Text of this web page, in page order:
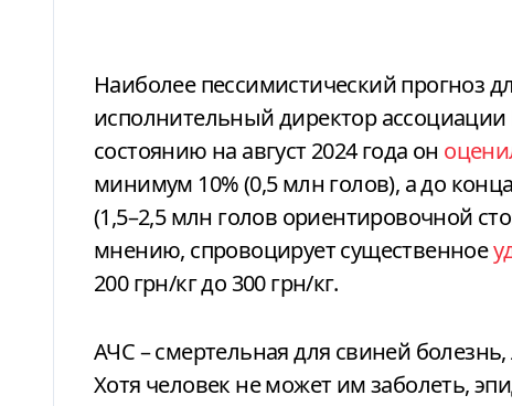
Наиболее пессимистический прогноз
исполнительный директор
состоянию на август 2024 года он
минимум 10% (0,5 млн голов), а до
(1,5–2,5 млн голов ориентировочной
мнению, спровоцирует существенное
200 грн/кг до 300 грн/кг.
АЧС – смертельная для свиней
Хотя человек не может им заболеть,